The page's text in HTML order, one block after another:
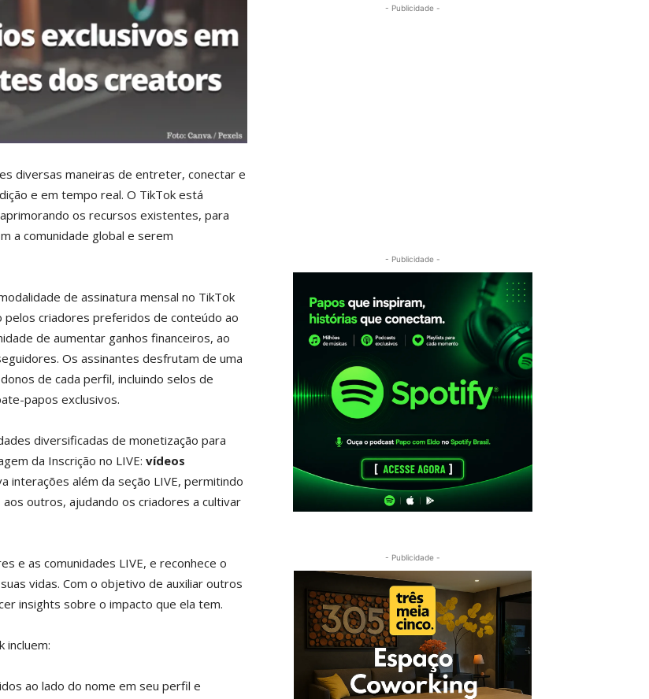
diversas maneiras de entreter, conectar e
e em tempo real. O TikTok está
os recursos existentes, para
a comunidade global e serem
de assinatura mensal no TikTok
criadores preferidos de conteúdo ao
de aumentar ganhos financeiros, ao
Os assinantes desfrutam de uma
de cada perfil, incluindo selos de
papos exclusivos.
diversificadas de monetização para
da Inscrição no LIVE: vídeos
interações além da seção LIVE, permitindo
outros, ajudando os criadores a cultivar
e as comunidades LIVE, e reconhece o
vidas. Com o objetivo de auxiliar outros
insights sobre o impacto que ela tem.
incluem:
ao lado do nome em seu perfil e
- Publicidade -
- Publicidade -
- Publicidade -